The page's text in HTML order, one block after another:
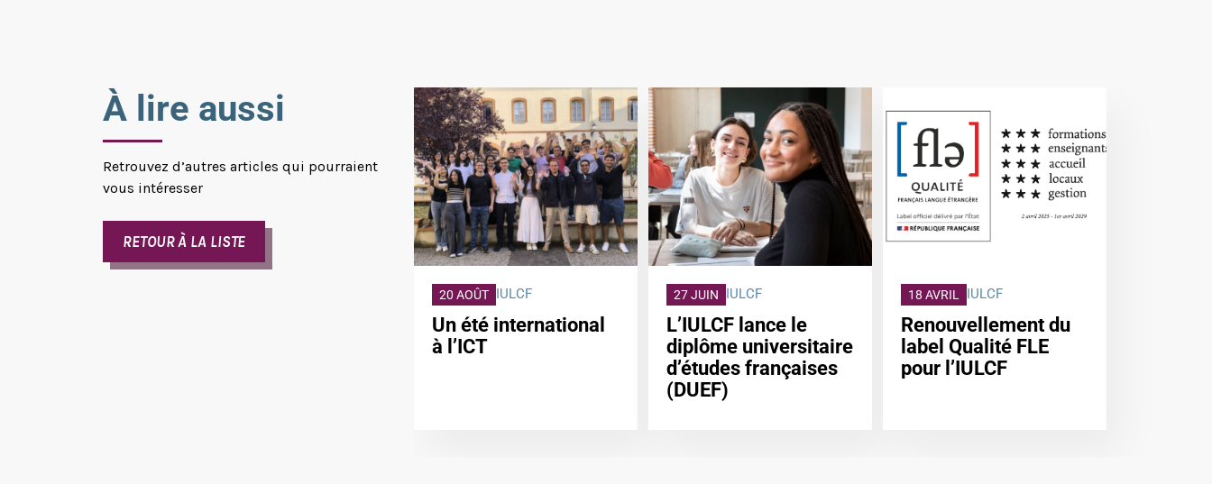
À lire aussi
Retrouvez d’autres articles qui pourraient
vous intéresser
RETOUR À LA LISTE
20 AOÛT IULCF
Un été international
à l’ICT
27 JUIN IULCF
L’IULCF lance le
diplôme universitaire
d’études françaises
(DUEF)
18 AVRIL IULCF
Renouvellement du
label Qualité FLE
pour l’IULCF